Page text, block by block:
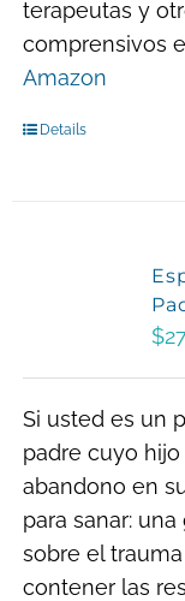
terapeutas y
comprensivos
Amazon
Details
$
Si usted es un
padre cuyo
abandono en
para sanar:
sobre el
contener las